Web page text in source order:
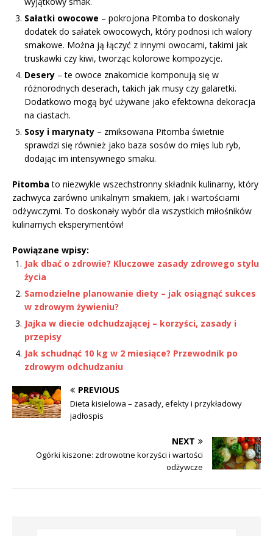
Sałatki owocowe – pokrojona Pitomba to doskonały
dodatek do sałatek owocowych, który podnosi ich walory
smakowe. Można ją łączyć z innymi owocami, takimi jak
truskawki czy kiwi, tworząc kolorowe kompozycje.
Desery – te owoce znakomicie komponują się w
różnorodnych deserach, takich jak musy czy galaretki.
Dodatkowo mogą być używane jako efektowna dekoracja
na ciastach.
Sosy i marynaty – zmiksowana Pitomba świetnie
sprawdzi się również jako baza sosów do mięs lub ryb,
dodając im intensywnego smaku.
Pitomba to niezwykle wszechstronny składnik kulinarny, który
zachwyca zarówno unikalnym smakiem, jak i wartościami
odżywczymi. To doskonały wybór dla wszystkich miłośników
kulinarnych eksperymentów!
Powiązane wpisy:
Jak dbać o zdrowie? Kluczowe zasady zdrowego stylu
życia
Samodzielne planowanie diety – jak osiągnąć sukces
w zdrowym żywieniu?
Jajka w diecie odchudzającej – korzyści, zasady i
przepisy
Jak schudnąć 10 kg w 2 miesiące? Przewodnik po
zdrowym odchudzaniu
PREVIOUS
Dieta kisielowa – zasady, efekty i przykładowy
jadłospis
NEXT
Ogórki kiszone: zdrowotne korzyści i wartości
odżywcze